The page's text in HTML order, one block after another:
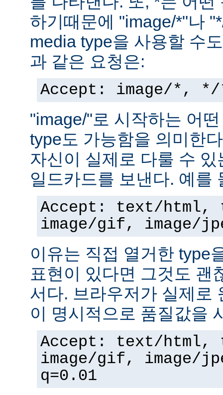
하기때문에 "image/*"나
media type을 사용할 수
과 같은 요청은:
Accept: image/*,
"image/"로 시작하는 어
type도 가능함을 의미한
자신이 실제로 다룰 수
일드카드를 보낸다. 예를
Accept: text/
image/gif, image/
이유는 직접 열거한 type
표현이 있다면 그것도 괜
서다. 브라우저가 실제로
이 명시적으로 품질값을
Accept: text/
image/gif, image/
q=0.01